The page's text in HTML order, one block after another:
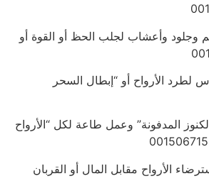
وجلود وأعشاب لجلب الحظ أو القوة أو
لطرد الأرواح أو “إبطال السحر
المدفونة” وعمل طاعة لكل “الأرواح
الأرواح مقابل المال أو القربان